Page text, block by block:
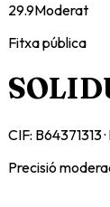
29.9Moderat
Fitxa pública
CIF: B64371313·
Precisió